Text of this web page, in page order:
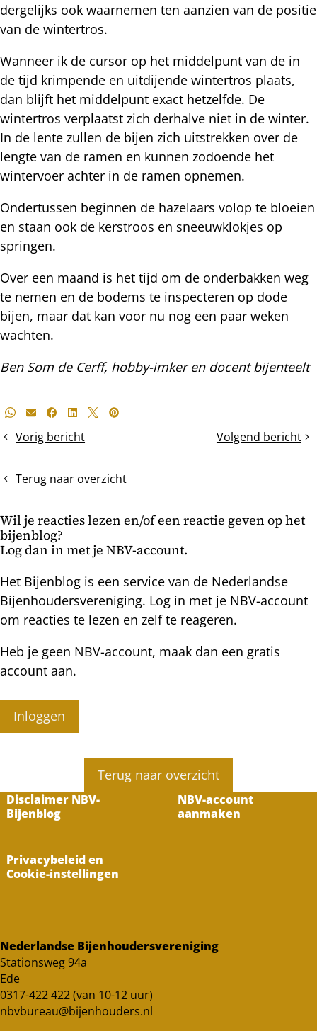
dergelijks ook waarnemen ten aanzien van de positie
van de wintertros.
Wanneer ik de cursor op het middelpunt van de in
de tijd krimpende en uitdijende wintertros plaats,
dan blijft het middelpunt exact hetzelfde. De
wintertros verplaatst zich derhalve niet in de winter.
In de lente zullen de bijen zich uitstrekken over de
lengte van de ramen en kunnen zodoende het
wintervoer achter in de ramen opnemen.
Ondertussen beginnen de hazelaars volop te bloeien
en staan ook de kerstroos en sneeuwklokjes op
springen.
Over een maand is het tijd om de onderbakken weg
te nemen en de bodems te inspecteren op dode
bijen, maar dat kan voor nu nog een paar weken
wachten.
Ben Som de Cerff, hobby-imker en docent bijenteelt
Deel
bericht
Whatsapp
E-mailFacebook
LinkedIn
X Pinterest
Vorig bericht
Teelt
selectie
Volgend bericht
De
kastbodems
Terug naar overzicht
Wil je reacties lezen en/of een reactie geven op het
bijenblog?
Log dan in met je NBV-account.
Het Bijenblog is een service van de Nederlandse
Bijenhoudersvereniging. Log in met je NBV-account
om reacties te lezen en zelf te reageren.
Heb je geen NBV-account, maak dan een gratis
account aan.
Inloggen
Terug naar overzicht
Disclaimer NBV-
Bijenblog
NBV-account
aanmaken
Privacybeleid en
Cookie-instellingen
Nederlandse Bijenhoudersvereniging
Stationsweg 94a
Ede
0317-422 422 (van 10-12 uur)
nbvbureau@bijenhouders.nl